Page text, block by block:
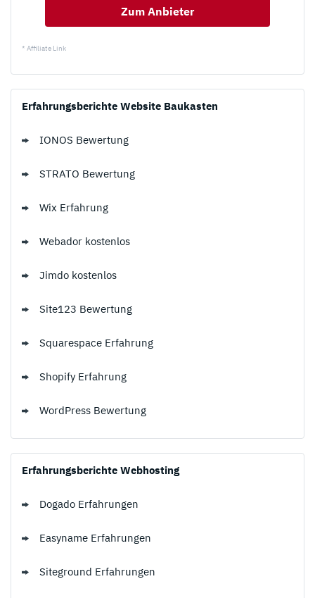
Zum Anbieter
* Affiliate Link
Erfahrungsberichte Website Baukasten
IONOS Bewertung
STRATO Bewertung
Wix Erfahrung
Webador kostenlos
Jimdo kostenlos
Site123 Bewertung
Squarespace Erfahrung
Shopify Erfahrung
WordPress Bewertung
Erfahrungsberichte Webhosting
Dogado Erfahrungen
Easyname Erfahrungen
Siteground Erfahrungen